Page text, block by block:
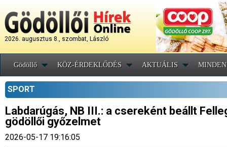
2026. augusztus 8., szombat, László
Gödöllő KÖZ-ÉRDEKLŐDÉS AKTUÁLIS
SPORT
Labdarúgás, NB III.: a csereként beállt
gödöllői győzelmet
2026-05-17 19:16:05